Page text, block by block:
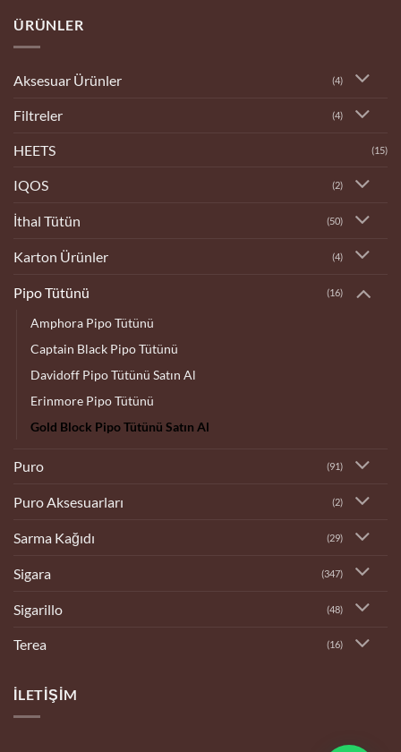
Dükkanı
ÜRÜNLER
Aksesuar Ürünler (4)
Filtreler (4)
HEETS (15)
IQOS (2)
İthal Tütün (50)
Karton Ürünler (4)
Pipo Tütünü (16)
Amphora Pipo Tütünü
Captain Black Pipo Tütünü
Davidoff Pipo Tütünü Satın Al
Erinmore Pipo Tütünü
Gold Block Pipo Tütünü Satın Al
Puro (91)
Puro Aksesuarları (2)
Sarma Kağıdı (29)
Sigara (347)
Sigarillo (48)
Terea (16)
İLETIŞIM